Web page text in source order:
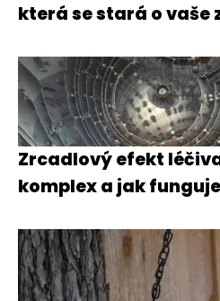
která se stará o vaše
Zrcadlový efekt
komplex a jak